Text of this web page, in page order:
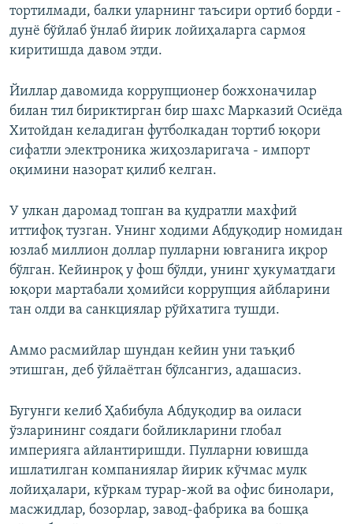
тортилмади, балки уларнинг таъсири ортиб борди -
дунё бўйлаб ўнлаб йирик лойиҳаларга сармоя
киритишда давом этди.
Йиллар давомида коррупционер божхоначилар
билан тил бириктирган бир шахс Марказий Осиёда
Хитойдан келадиган футболкадан тортиб юқори
сифатли электроника жиҳозларигача - импорт
оқимини назорат қилиб келган.
У улкан даромад топган ва қудратли махфий
иттифоқ тузган. Унинг ходими Абдуқодир номидан
юзлаб миллион доллар пулларни ювганига иқрор
бўлган. Кейинроқ у фош бўлди, унинг ҳукуматдаги
юқори мартабали ҳомийси коррупция айбларини
тан олди ва санкциялар рўйхатига тушди.
Аммо расмийлар шундан кейин уни таъқиб
этишган, деб ўйлаётган бўлсангиз, адашасиз.
Бугунги келиб Ҳабибула Абдуқодир ва оиласи
ўзларининг соядаги бойликларини глобал
империяга айлантиришди. Пулларни ювишда
ишлатилган компаниялар йирик кўчмас мулк
лойиҳалари, кўркам турар-жой ва офис бинолари,
масжидлар, бозорлар, завод-фабрика ва бошқа